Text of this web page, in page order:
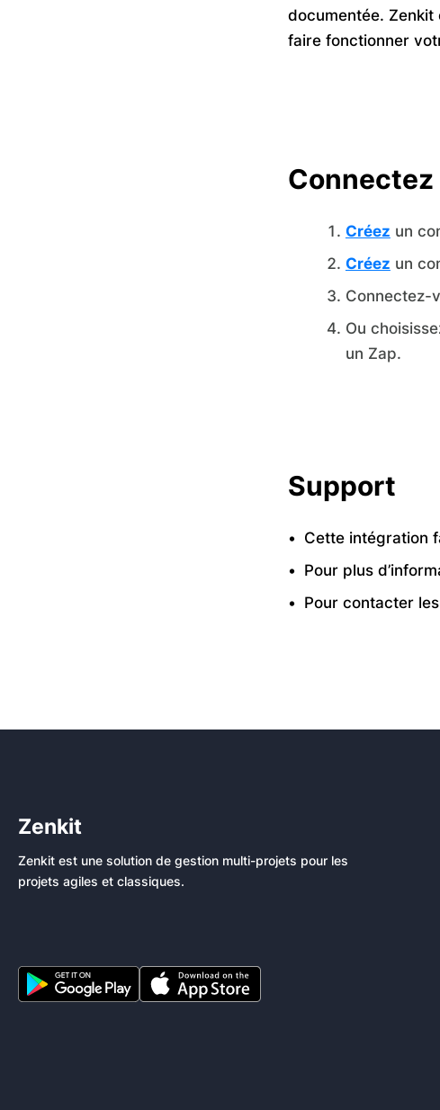
documentée. Zenkit
faire fonctionner
Connectez
Créez un
Créez un
Connectez-
Ou
un Zap.
Support
Cette intégration
Pour plus
Pour contacter
Zenkit
Zenkit est une solution de gestion multi-projets pour les
projets agiles et classiques.